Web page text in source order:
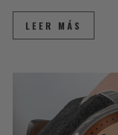
LEER MÁS